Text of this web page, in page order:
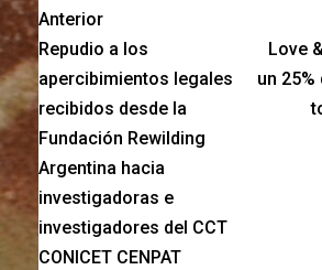
Anterior
Repudio a los
apercibimientos legales
recibidos desde la
Fundación Rewilding
Argentina hacia
investigadoras e
investigadores del CCT
CONICET CENPAT
Love
un